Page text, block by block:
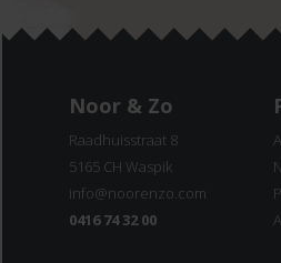
Noor & Zo
Raadhuisstraat 8
5165 CH Waspik
info@noorenzo.com
0416 74 32 00